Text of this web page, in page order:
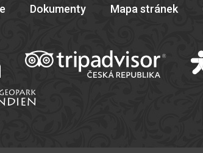
Dokumenty Mapa stránek